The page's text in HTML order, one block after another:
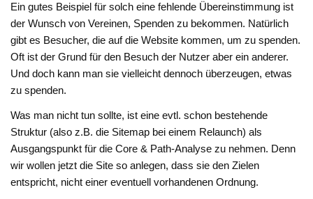
Ein gutes Beispiel für solch eine fehlende Übereinstimmung ist
der Wunsch von Vereinen, Spenden zu bekommen. Natürlich
gibt es Besucher, die auf die Website kommen, um zu spenden.
Oft ist der Grund für den Besuch der Nutzer aber ein anderer.
Und doch kann man sie vielleicht dennoch überzeugen, etwas
zu spenden.
Was man nicht tun sollte, ist eine evtl. schon bestehende
Struktur (also z.B. die Sitemap bei einem Relaunch) als
Ausgangspunkt für die Core & Path-Analyse zu nehmen. Denn
wir wollen jetzt die Site so anlegen, dass sie den Zielen
entspricht, nicht einer eventuell vorhandenen Ordnung.